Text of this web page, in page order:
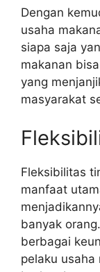
Dengan
usaha
siapa saja
makanan
yang
masyarakat
Fleksibilitas
manfaat
banyak
berbagai
pelaku usaha